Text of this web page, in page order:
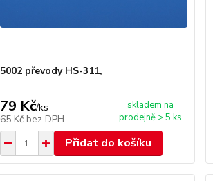
5002 převody HS-311,
79 Kč/ks
65 Kč bez DPH
skladem na
prodejně > 5 ks
Přidat do košíku